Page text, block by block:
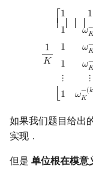
1
𝐾
⎡⎢ ⎢ ⎢ ⎢
⎣
1 1
1
𝜔𝐾
1 𝜔𝐾
1 𝜔𝐾
⋮ ⋮
1
𝜔−(𝑘
𝐾
K −2
如果我们题目给出
实现．
但是 单位根在模意